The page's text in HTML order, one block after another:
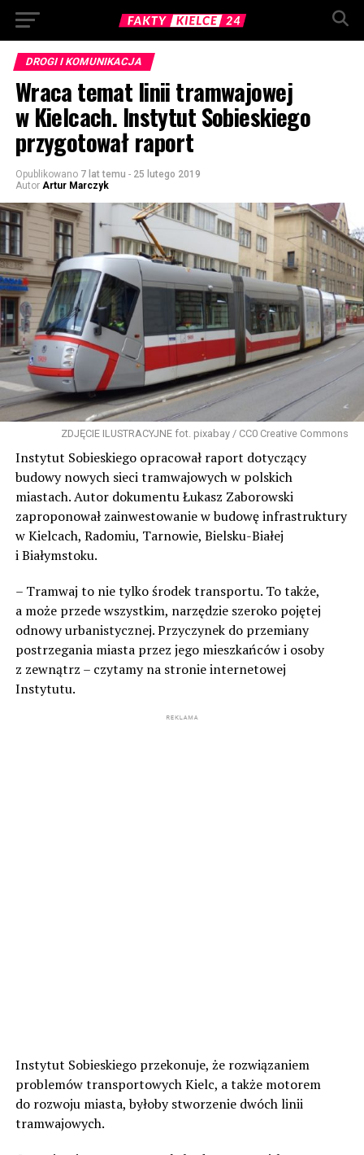
DROGI I KOMUNIKACJA
Wraca temat linii tramwajowej
w Kielcach. Instytut Sobieskiego
przygotował raport
Opublikowano 7 lat temu - 25 lutego 2019
Autor Artur Marczyk
ZDJĘCIE ILUSTRACYJNE fot. pixabay / CC0 Creative Commons
Instytut Sobieskiego opracował raport dotyczący
budowy nowych sieci tramwajowych w polskich
miastach. Autor dokumentu Łukasz Zaborowski
zaproponował zainwestowanie w budowę infrastruktury
w Kielcach, Radomiu, Tarnowie, Bielsku-Białej
i Białymstoku.
– Tramwaj to nie tylko środek transportu. To także,
a może przede wszystkim, narzędzie szeroko pojętej
odnowy urbanistycznej. Przyczynek do przemiany
postrzegania miasta przez jego mieszkańców i osoby
z zewnątrz – czytamy na stronie internetowej
Instytutu.
Instytut Sobieskiego przekonuje, że rozwiązaniem
problemów transportowych Kielc, a także motorem
do rozwoju miasta, byłoby stworzenie dwóch linii
tramwajowych.